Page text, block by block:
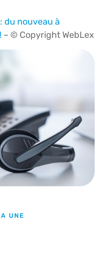
du nouveau à
– © Copyright WebLex
UNE